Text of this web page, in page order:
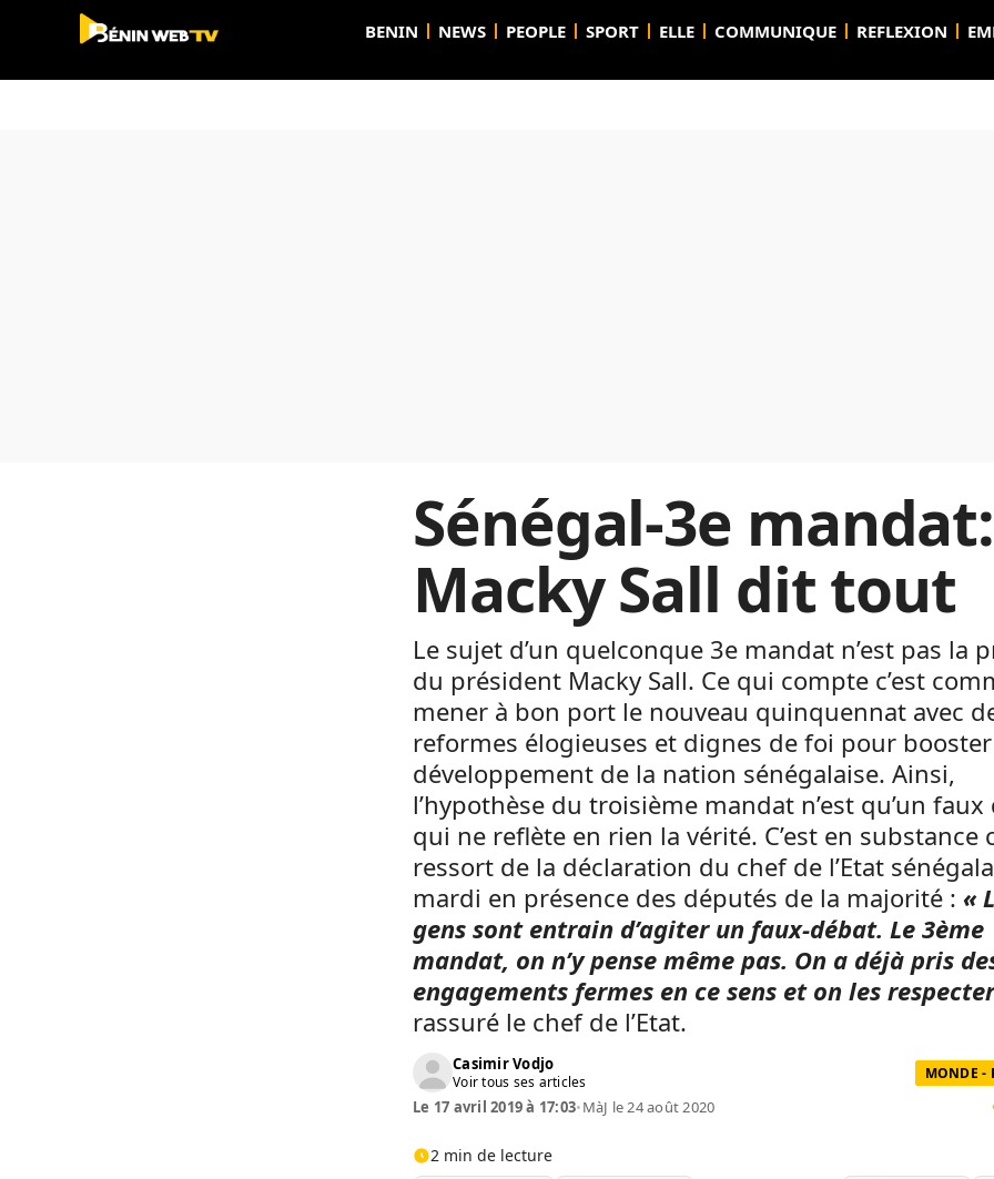
BENIN NEWS PEOPLE SPORT ELLE COMMUNIQUE REFLEXION
Sénégal-3e mandat:
Macky Sall dit tout
Le sujet d’un quelconque 3e mandat n’est pas la
du président Macky Sall. Ce qui compte c’est
mener à bon port le nouveau quinquennat avec
reformes élogieuses et dignes de foi pour
développement de la nation sénégalaise. Ainsi,
l’hypothèse du troisième mandat n’est qu’un
qui ne reflète en rien la vérité. C’est en substance
ressort de la déclaration du chef de l’Etat
mardi en présence des députés de la majorité : «
gens sont entrain d’agiter un faux-débat. Le 3ème
mandat, on n’y pense même pas. On a déjà pris
engagements fermes en ce sens et on les
rassuré le chef de l’Etat.
Casimir Vodjo
Voir tous ses articles MONDE -
Le 17 avril 2019 à 17:03•MàJ le 24 août 2020
2 min de lecture